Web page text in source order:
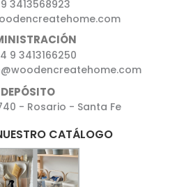
3413568923
9 3413166250
DEPÓSITO
- Rosario - Santa Fe
CATÁLOGO